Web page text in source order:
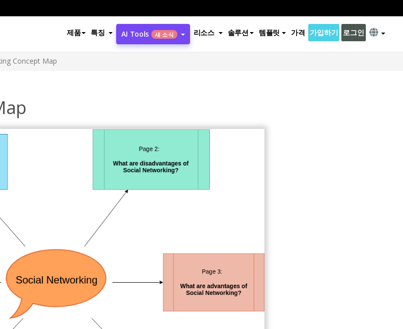
제품 특징 AI Tools 새 소식 리소스 솔루션 템플릿 가격 가입하기 로그인
Concept Map